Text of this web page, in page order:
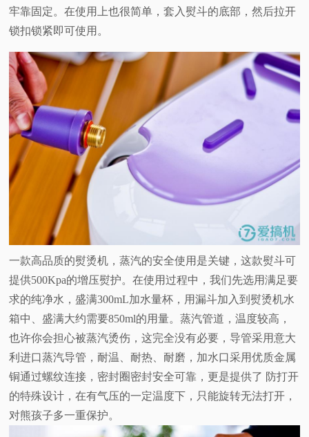
牢靠固定。在使用上也很简单，套入熨斗的底部，然后拉开
锁扣锁紧即可使用。
一款高品质的熨烫机，蒸汽的安全使用是关键，这款熨斗可
提供500Kpa的增压熨护。在使用过程中，我们先选用满足要
求的纯净水，盛满300mL加水量杯，用漏斗加入到熨烫机水
箱中、盛满大约需要850ml的用量。蒸汽管道，温度较高，
也许你会担心被蒸汽烫伤，这完全没有必要，导管采用意大
利进口蒸汽导管，耐温、耐热、耐磨，加水口采用优质金属
铜通过螺纹连接，密封圈密封安全可靠，更是提供了 防打开
的特殊设计，在有气压的一定温度下，只能旋转无法打开，
对熊孩子多一重保护。